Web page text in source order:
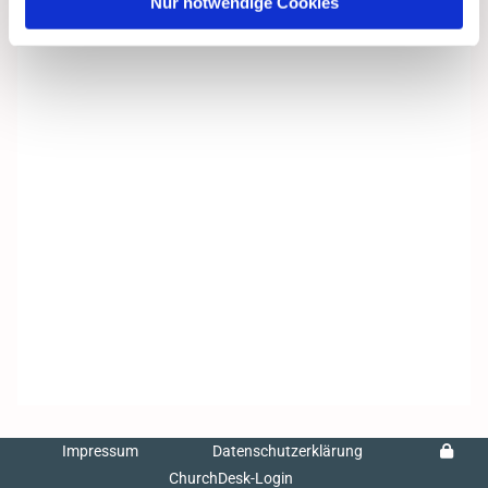
Impressum
Datenschutzerklärung
ChurchDesk-Login